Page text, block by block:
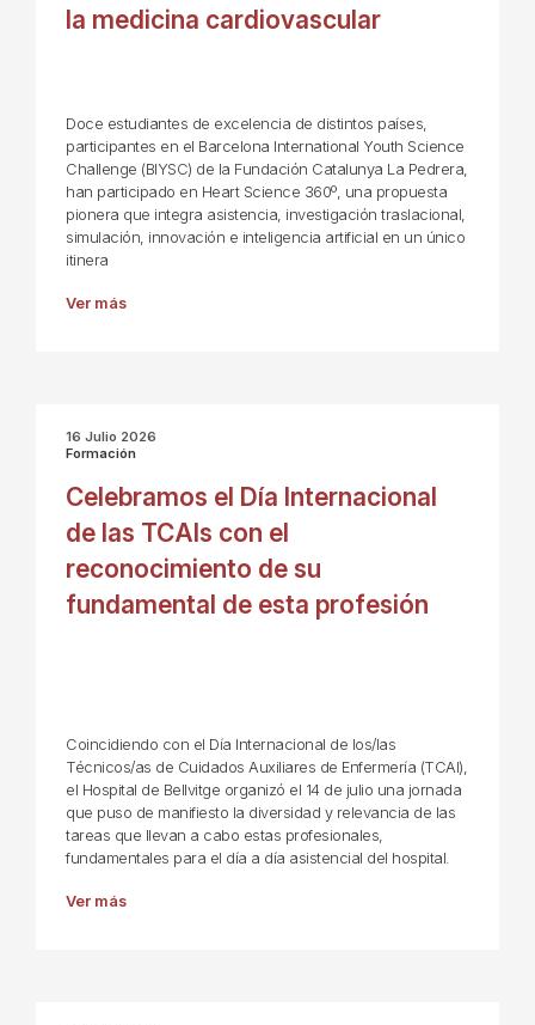
la medicina cardiovascular
Doce estudiantes de excelencia de distintos países,
participantes en el Barcelona International Youth Science
Challenge (BIYSC) de la Fundación Catalunya La Pedrera,
han participado en Heart Science 360º, una propuesta
pionera que integra asistencia, investigación traslacional,
simulación, innovación e inteligencia artificial en un único
itinera
Ver más
16 Julio 2026
Formación
Celebramos el Día Internacional
de las TCAIs con el
reconocimiento de su
fundamental de esta profesión
Coincidiendo con el Día Internacional de los/las
Técnicos/as de Cuidados Auxiliares de Enfermería (TCAI),
el Hospital de Bellvitge organizó el 14 de julio una jornada
que puso de manifiesto la diversidad y relevancia de las
tareas que llevan a cabo estas profesionales,
fundamentales para el día a día asistencial del hospital.
Ver más